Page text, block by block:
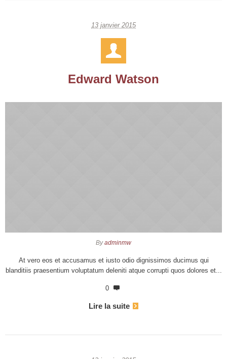
13 janvier 2015
Edward Watson
Byadminmw
At vero eos et accusamus et iusto odio dignissimos ducimus qui
blanditiis praesentium voluptatum deleniti atque corrupti quos dolores et...
0
Lire la suite